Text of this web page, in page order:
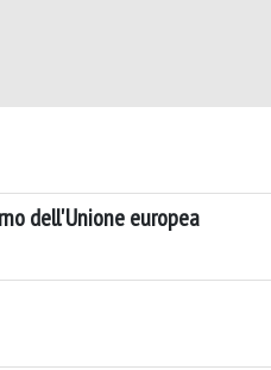
dell'Unione europea